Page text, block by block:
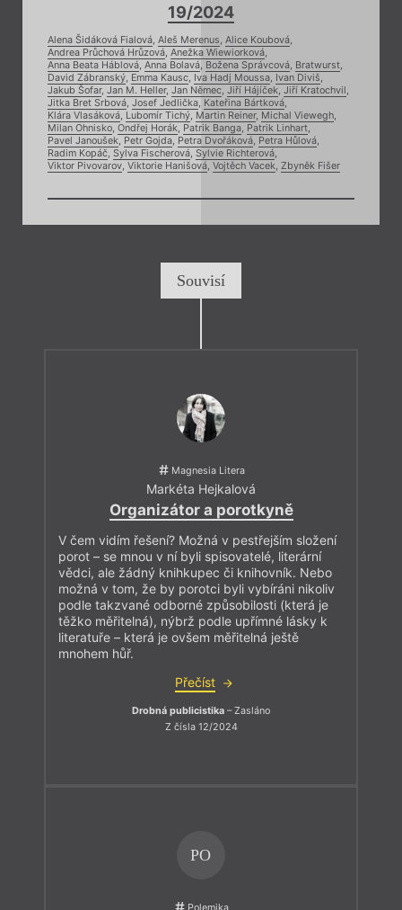
19/2024
Alena Šidáková Fialová, Aleš Merenus, Alice Koubová,
Andrea Průchová Hrůzová, Anežka Wiewiorková,
Anna Beata Háblová, Anna Bolavá, Božena Správcová, Bratwurst,
David Zábranský, Emma Kausc, Iva Hadj Moussa, Ivan Diviš,
Jakub Šofar, Jan M. Heller, Jan Němec, Jiří Hájíček, Jiří Kratochvil,
Jitka Bret Srbová, Josef Jedlička, Kateřina Bártková,
Klára Vlasáková, Lubomír Tichý, Martin Reiner, Michal Viewegh,
Milan Ohnisko, Ondřej Horák, Patrik Banga, Patrik Linhart,
Pavel Janoušek, Petr Gojda, Petra Dvořáková, Petra Hůlová,
Radim Kopáč, Sylva Fischerová, Sylvie Richterová,
Viktor Pivovarov, Viktorie Hanišová, Vojtěch Vacek, Zbyněk Fišer
Souvisí
Magnesia Litera
Markéta Hejkalová
Organizátor a porotkyně
V čem vidím řešení? Možná v pestřejším složení
porot – se mnou v ní byli spisovatelé, literární
vědci, ale žádný knihkupec či knihovník. Nebo
možná v tom, že by porotci byli vybíráni nikoliv
podle takzvané odborné způsobilosti (která je
těžko měřitelná), nýbrž podle upřímné lásky k
literatuře – která je ovšem měřitelná ještě
mnohem hůř.
Přečíst
Drobná publicistika – Zasláno
Z čísla 12/2024
PO